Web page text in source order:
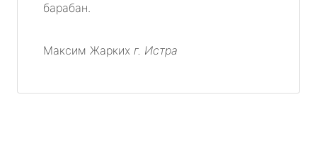
барабан.
Максим Жарких г. Истра